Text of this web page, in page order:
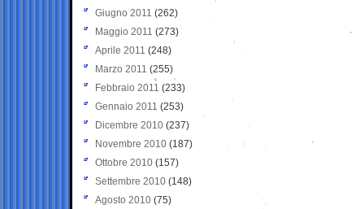
Giugno 2011 (262)
Maggio 2011 (273)
Aprile 2011 (248)
Marzo 2011 (255)
Febbraio 2011 (233)
Gennaio 2011 (253)
Dicembre 2010 (237)
Novembre 2010 (187)
Ottobre 2010 (157)
Settembre 2010 (148)
Agosto 2010 (75)